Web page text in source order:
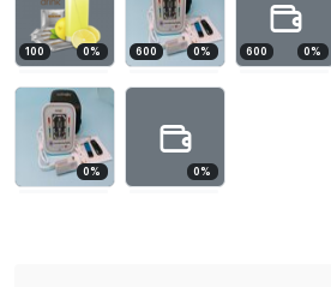
100 0% 600 0% 600 0%
0% 0%